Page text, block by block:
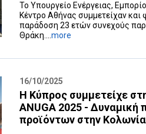
Το Υπουργείο Ενέργειας,
Κέντρο Αθήνας συμμετείχαν και
παράδοση 23 ετών συνεχούς
Θράκη....more
16/10/2025
Η Κύπρος συμμετείχε
ANUGA 2025 - Δυναμική
προϊόντων στην Κολωνία